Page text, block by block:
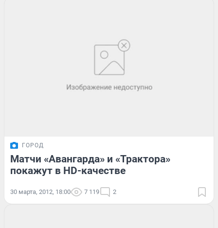
ГОРОД
Матчи «Авангарда» и «Трактора»
покажут в HD-качестве
30 марта, 2012, 18:00 7 119 2